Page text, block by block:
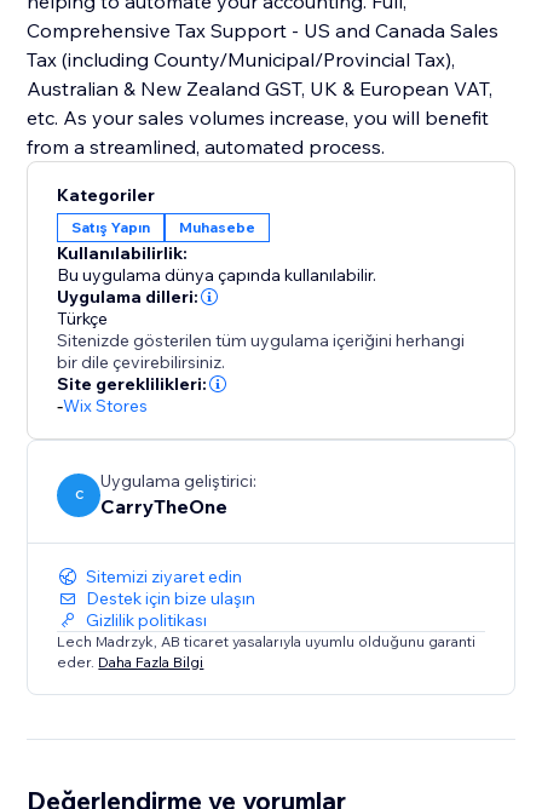
Comprehensive Tax Support - US and Canada Sales
Tax (including County/Municipal/Provincial Tax),
Australian & New Zealand GST, UK & European VAT,
etc. As your sales volumes increase, you will benefit
from a streamlined, automated process.
Kategoriler
Satış Yapın Muhasebe
Kullanılabilirlik:
Bu uygulama dünya çapında kullanılabilir.
Uygulama dilleri:
Türkçe
Sitenizde gösterilen tüm uygulama içeriğini herhangi
bir dile çevirebilirsiniz.
Site gereklilikleri:
-Wix Stores
C
Uygulama geliştirici:
CarryTheOne
Sitemizi ziyaret edin
Destek için bize ulaşın
Gizlilik politikası
Lech Madrzyk, AB ticaret yasalarıyla uyumlu olduğunu garanti
eder. Daha Fazla Bilgi
Değerlendirme ve yorumlar